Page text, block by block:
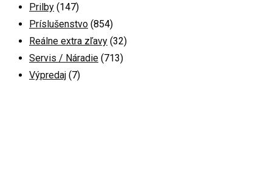
Prilby (147)
Príslušenstvo (854)
Reálne extra zľavy (32)
Servis / Náradie (713)
Výpredaj (7)